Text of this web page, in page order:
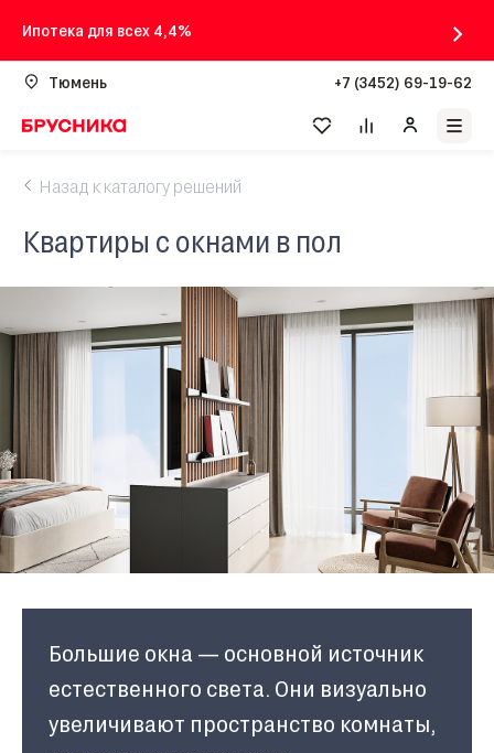
Ипотека для всех 4,4%
Тюмень +7 (3452) 69-19-62
Назад к каталогу решений
Квартиры с окнами в пол
Большие окна — основной источник
естественного света. Они визуально
увеличивают пространство комнаты,